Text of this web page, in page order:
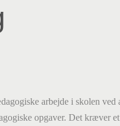
arbejde i skolen ved
opgaver. Det kræver